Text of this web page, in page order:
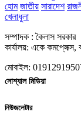
হোম জাতীয় সারাদেশ
খেলাধুলা
সম্পাদক : কৈলাস সরকার
কার্যালয়: একে কমপ্লেক্স,
মোবাইল:
সোশ্যাল মিডিয়া
নিউজলেটার